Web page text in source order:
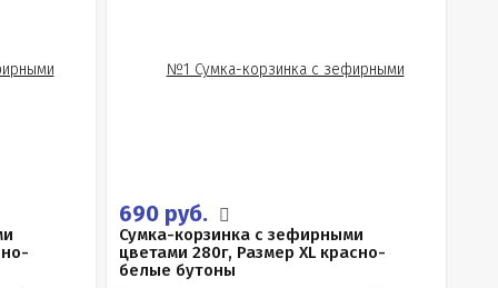
690 руб.
Сумка-корзинка с зефирными
цветами 280г, Размер XL красно-
белые бутоны